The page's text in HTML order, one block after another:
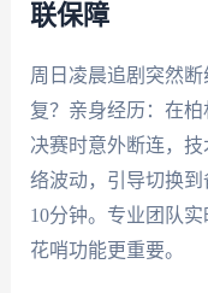
联保障
周日凌晨追剧突然
复？亲身经历：在
决赛时意外断连，
络波动，引导切换
10分钟。专业团队
花哨功能更重要。